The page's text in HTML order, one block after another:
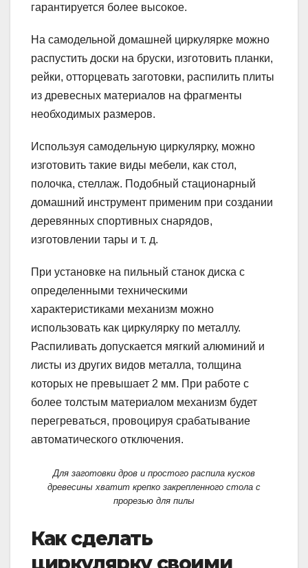
гарантируется более высокое.
На самодельной домашней циркулярке можно
распустить доски на бруски, изготовить планки,
рейки, отторцевать заготовки, распилить плиты
из древесных материалов на фрагменты
необходимых размеров.
Используя самодельную циркулярку, можно
изготовить такие виды мебели, как стол,
полочка, стеллаж. Подобный стационарный
домашний инструмент применим при создании
деревянных спортивных снарядов,
изготовлении тары и т. д.
При установке на пильный станок диска с
определенными техническими
характеристиками механизм можно
использовать как циркулярку по металлу.
Распиливать допускается мягкий алюминий и
листы из других видов металла, толщина
которых не превышает 2 мм. При работе с
более толстым материалом механизм будет
перегреваться, провоцируя срабатывание
автоматического отключения.
Для заготовки дров и простого распила кусков
древесины хватит крепко закрепленного стола с
прорезью для пилы
Как сделать